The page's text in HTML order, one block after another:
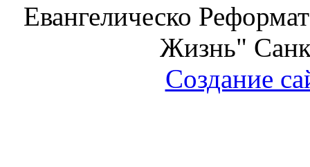
Евангелическо
Жизнь"
Создание